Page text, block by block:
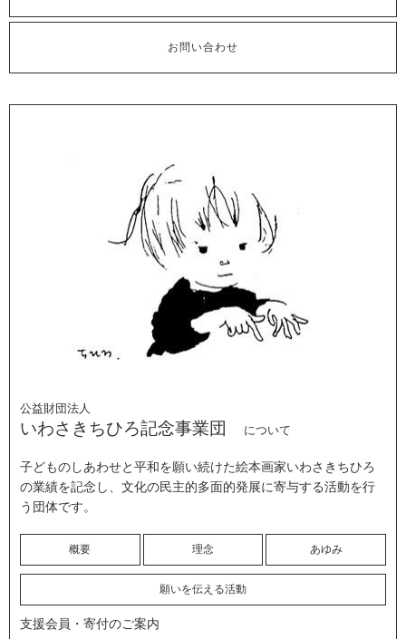
お問い合わせ
公益財団法人
いわさきちひろ記念事業団 について
子どものしあわせと平和を願い続けた絵本画家いわさきちひろ
の業績を記念し、文化の民主的多面的発展に寄与する活動を行
う団体です。
概要 理念 あゆみ
願いを伝える活動
支援会員・寄付のご案内